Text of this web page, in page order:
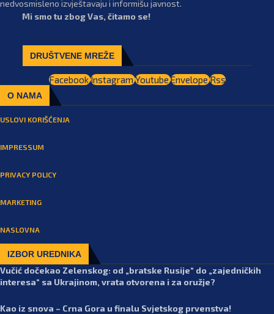
nedvosmisleno izvještavaju i informišu javnost.
Mi smo tu zbog Vas, čitamo se!
DRUŠTVENE MREŽE
FacebookInstagramYoutubeEnvelopeRss
O NAMA
USLOVI KORIŠĆENJA
IMPRESSUM
PRIVACY POLICY
MARKETING
NASLOVNA
IZBOR UREDNIKA
Vučić dočekao Zelenskog: od „bratske Rusije“ do „zajedničkih
interesa“ sa Ukrajinom, vrata otvorena i za oružje?
Kao iz snova – Crna Gora u finalu Svjetskog prvenstva!